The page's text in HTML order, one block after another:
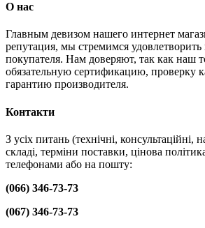
О нас
Главным девизом нашего интернет
репутация, мы стремимся
покупателя. Нам доверяют, так как наш
обязательную сертификацию, проверку
гарантию производителя.
Контакти
З усіх питань (технічні, консультаційні,
складі, терміни поставки, цінова
телефонами або на пошту:
(066) 346-73-73
(067) 346-73-73